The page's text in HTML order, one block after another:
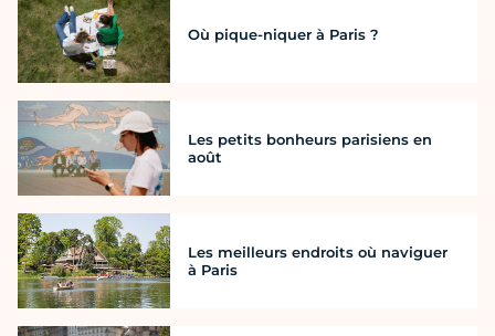
Où pique-niquer à Paris ?
Les petits bonheurs parisiens en
août
Les meilleurs endroits où naviguer
à Paris